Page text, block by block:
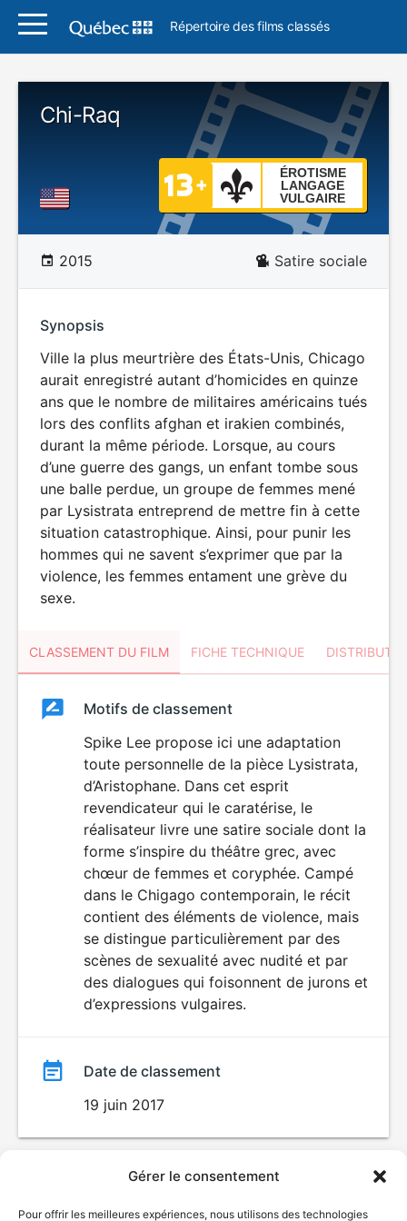
Gérer le consentement
Pour offrir les meilleures expériences, nous utilisons des technologies
Répertoire des films classés
Chi-Raq
ÉROTISME
LANGAGE
VULGAIRE
2015 Satire sociale
Synopsis
Ville la plus meurtrière des États-Unis, Chicago
aurait enregistré autant d’homicides en quinze
ans que le nombre de militaires américains tués
lors des conflits afghan et irakien combinés,
durant la même période. Lorsque, au cours
d’une guerre des gangs, un enfant tombe sous
une balle perdue, un groupe de femmes mené
par Lysistrata entreprend de mettre fin à cette
situation catastrophique. Ainsi, pour punir les
hommes qui ne savent s’exprimer que par la
violence, les femmes entament une grève du
sexe.
CLASSEMENT DU FILM FICHE TECHNIQUE
ClassementClassement
ÉROTISME
LANGAGE
VULGAIRE
Motifs de classement
Spike Lee propose ici une adaptation
toute personnelle de la pièce Lysistrata,
d’Aristophane. Dans cet esprit
revendicateur qui le caratérise, le
réalisateur livre une satire sociale dont la
forme s’inspire du théâtre grec, avec
chœur de femmes et coryphée. Campé
dans le Chigago contemporain, le récit
contient des éléments de violence, mais
se distingue particulièrement par des
scènes de sexualité avec nudité et par
des dialogues qui foisonnent de jurons et
d’expressions vulgaires.
Date de classement
19 juin 2017